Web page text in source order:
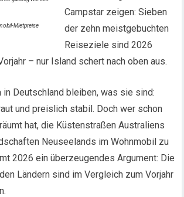
Mietpreise
Campstar zeigen: Sieben
der zehn meistgebuchten
Reiseziele sind 2026
– nur Island schert nach oben aus.
in Deutschland bleiben, was sie sind:
und preislich stabil. Doch wer schon
hat, die Küstenstraßen Australiens
Neuseelands im Wohnmobil zu
2026 ein überzeugendes Argument: Die
Ländern sind im Vergleich zum Vorjahr